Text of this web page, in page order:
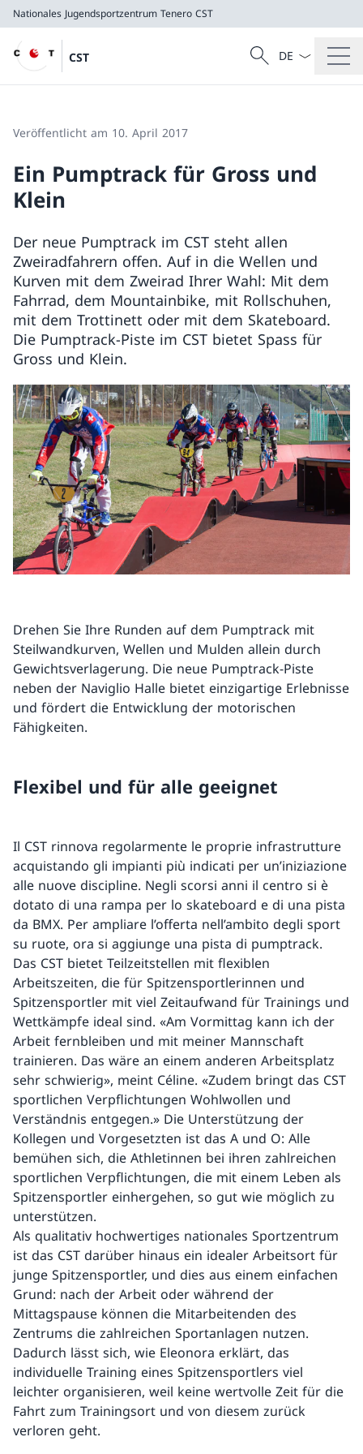
Nationales Jugendsportzentrum Tenero CST
CST
CST
Suche
Suche
Sprach
Veröffentlicht am 10. April 2017
Ein Pumptrack für Gross und
Klein
Der neue Pumptrack im CST steht allen
Zweiradfahrern offen. Auf in die Wellen und
Kurven mit dem Zweirad Ihrer Wahl: Mit dem
Fahrrad, dem Mountainbike, mit Rollschuhen,
mit dem Trottinett oder mit dem Skateboard.
Die Pumptrack-Piste im CST bietet Spass für
Gross und Klein.
Drehen Sie Ihre Runden auf dem Pumptrack mit
Steilwandkurven, Wellen und Mulden allein durch
Gewichtsverlagerung. Die neue Pumptrack-Piste
neben der Naviglio Halle bietet einzigartige Erlebnisse
und fördert die Entwicklung der motorischen
Fähigkeiten.
Flexibel und für alle geeignet
Il CST rinnova regolarmente le proprie infrastrutture
acquistando gli impianti più indicati per un’iniziazione
alle nuove discipline. Negli scorsi anni il centro si è
dotato di una rampa per lo skateboard e di una pista
da BMX. Per ampliare l’offerta nell’ambito degli sport
su ruote, ora si aggiunge una pista di pumptrack.
Das CST bietet Teilzeitstellen mit flexiblen
Arbeitszeiten, die für Spitzensportlerinnen und
Spitzensportler mit viel Zeitaufwand für Trainings und
Wettkämpfe ideal sind. «Am Vormittag kann ich der
Arbeit fernbleiben und mit meiner Mannschaft
trainieren. Das wäre an einem anderen Arbeitsplatz
sehr schwierig», meint Céline. «Zudem bringt das CST
sportlichen Verpflichtungen Wohlwollen und
Verständnis entgegen.» Die Unterstützung der
Kollegen und Vorgesetzten ist das A und O: Alle
bemühen sich, die Athletinnen bei ihren zahlreichen
sportlichen Verpflichtungen, die mit einem Leben als
Spitzensportler einhergehen, so gut wie möglich zu
unterstützen.
Als qualitativ hochwertiges nationales Sportzentrum
ist das CST darüber hinaus ein idealer Arbeitsort für
junge Spitzensportler, und dies aus einem einfachen
Grund: nach der Arbeit oder während der
Mittagspause können die Mitarbeitenden des
Zentrums die zahlreichen Sportanlagen nutzen.
Dadurch lässt sich, wie Eleonora erklärt, das
individuelle Training eines Spitzensportlers viel
leichter organisieren, weil keine wertvolle Zeit für die
Fahrt zum Trainingsort und von diesem zurück
verloren geht.